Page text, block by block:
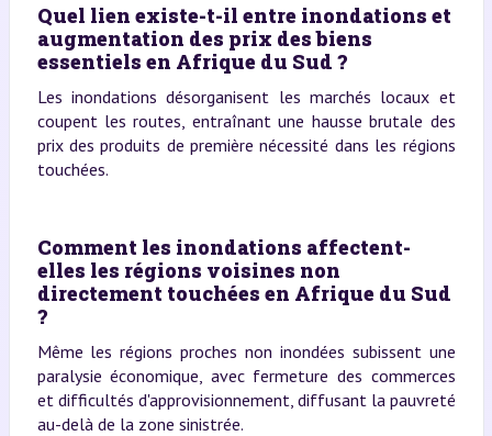
Quel lien existe-t-il entre inondations et
augmentation des prix des biens
essentiels en Afrique du Sud ?
Les inondations désorganisent les marchés locaux et
coupent les routes, entraînant une hausse brutale des
prix des produits de première nécessité dans les régions
touchées.
Comment les inondations affectent-
elles les régions voisines non
directement touchées en Afrique du Sud
?
Même les régions proches non inondées subissent une
paralysie économique, avec fermeture des commerces
et difficultés d'approvisionnement, diffusant la pauvreté
au-delà de la zone sinistrée.